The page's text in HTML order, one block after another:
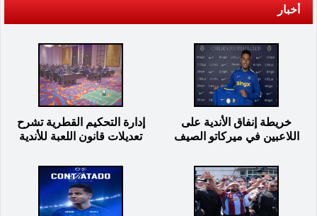
أخبار
خريطة إنفاق الأندية على
اللاعبين في ميركاتو الصيف
إدارة التحكيم القطرية تشرح
تعديلات قانون اللعبة للأندية